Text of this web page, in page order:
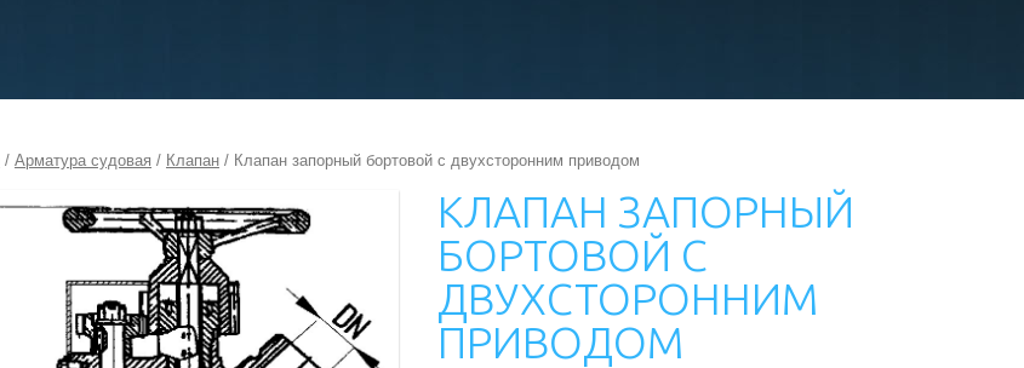
/ Арматура судовая / Клапан / Клапан запорный бортовой с двухсторонним приводом
КЛАПАН ЗАПОРНЫЙ
БОРТОВОЙ С
ДВУХСТОРОННИМ
ПРИВОДОМ